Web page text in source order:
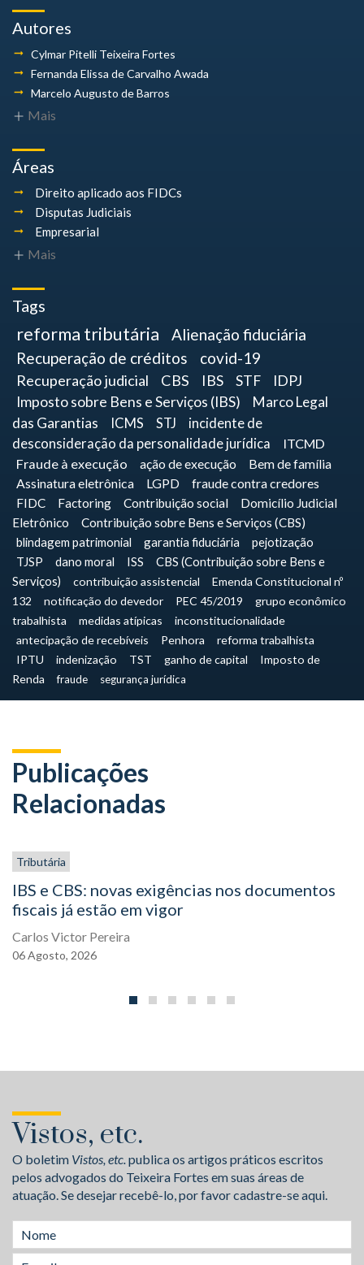
Autores
Cylmar Pitelli Teixeira Fortes
Fernanda Elissa de Carvalho Awada
Marcelo Augusto de Barros
Mais
Áreas
Direito aplicado aos FIDCs
Disputas Judiciais
Empresarial
Mais
Tags
reforma tributária
Alienação fiduciária
Recuperação de créditos
covid-19
Recuperação judicial CBS IBS STF
IDPJ
Imposto sobre Bens e Serviços (IBS)
Marco Legal
das Garantias
ICMS STJ
incidente de
desconsideração da personalidade jurídica
ITCMD
Fraude à execução
ação de execução
Bem de família
Assinatura eletrônica
LGPD fraude contra credores
FIDC Factoring Contribuição social
Domicílio Judicial
Eletrônico
Contribuição sobre Bens e Serviços (CBS)
blindagem patrimonial
garantia fiduciária
pejotização
TJSP
dano moral ISS
CBS (Contribuição sobre Bens e
Serviços)
contribuição assistencial
Emenda Constitucional nº
132
notificação do devedor PEC 45/2019
grupo econômico
trabalhista
medidas atípicas
inconstitucionalidade
antecipação de recebíveis
Penhora
reforma trabalhista
IPTU
indenização TST ganho de capital
Imposto de
Renda
fraude segurança jurídica
Publicações
Relacionadas
Tributária
IBS e CBS: novas exigências nos documentos
fiscais já estão em vigor
Carlos Victor Pereira
06Agosto, 2026
Vistos, etc.
O boletim Vistos, etc.publica os artigos práticos escritos
pelos advogados do Teixeira Fortes em suas áreas de
atuação. Se desejar recebê-lo, por favor cadastre-se aqui.